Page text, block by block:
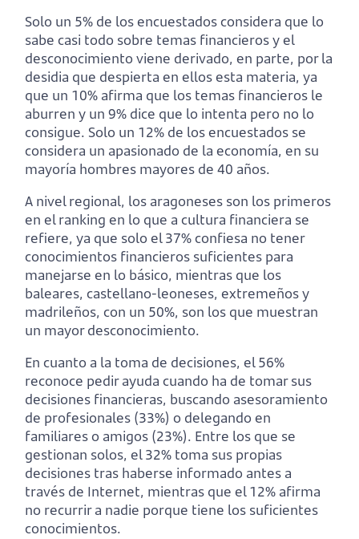
Solo un 5% de los encuestados considera que lo
sabe casi todo sobre temas financieros y el
desconocimiento viene derivado, en parte, por la
desidia que despierta en ellos esta materia, ya
que un 10% afirma que los temas financieros le
aburren y un 9% dice que lo intenta pero no lo
consigue. Solo un 12% de los encuestados se
considera un apasionado de la economía, en su
mayoría hombres mayores de 40 años.
A nivel regional, los aragoneses son los primeros
en el ranking en lo que a cultura financiera se
refiere, ya que solo el 37% confiesa no tener
conocimientos financieros suficientes para
manejarse en lo básico, mientras que los
baleares, castellano-leoneses, extremeños y
madrileños, con un 50%, son los que muestran
un mayor desconocimiento.
En cuanto a la toma de decisiones, el 56%
reconoce pedir ayuda cuando ha de tomar sus
decisiones financieras, buscando asesoramiento
de profesionales (33%) o delegando en
familiares o amigos (23%). Entre los que se
gestionan solos, el 32% toma sus propias
decisiones tras haberse informado antes a
través de Internet, mientras que el 12% afirma
no recurrir a nadie porque tiene los suficientes
conocimientos.